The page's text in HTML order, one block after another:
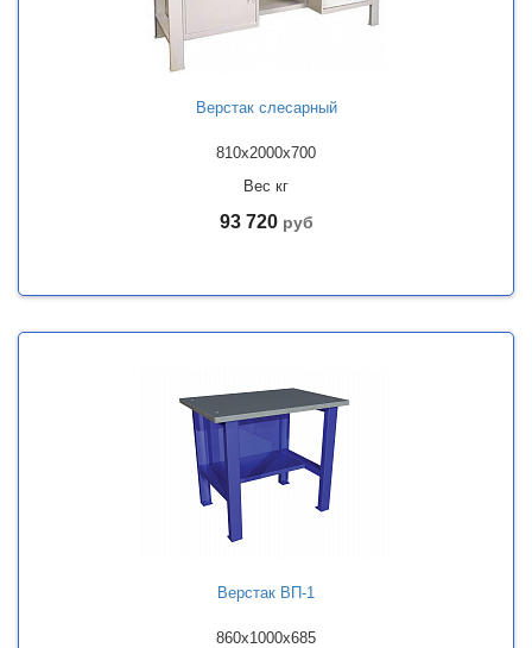
Верстак слесарный
810x2000x700
Вес кг
93 720 руб
Верстак ВП-1
860x1000x685